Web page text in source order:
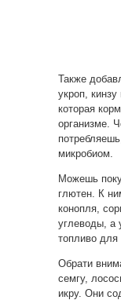
Также
укроп,
которая
организме.
микробиом.
Можешь
глютен. К
конопля,
углеводы, а
топливо для
Обрати
семгу,
икру. Они